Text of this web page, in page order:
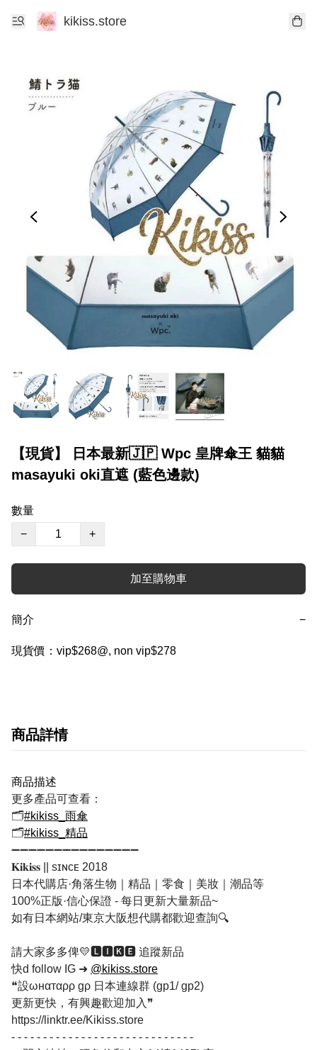
kikiss.store
【現貨】 日本最新🇯🇵 Wpc 皇牌傘王 貓貓
masayuki oki直遮 (藍色邊款)
數量
−
+
加至購物車
簡介 −
現貨價：vip$268@, non vip$278
商品詳情
商品描述
更多產品可查看：
🗂#kikiss_雨傘
🗂#kikiss_精品
➖➖➖➖➖➖➖➖➖➖➖➖➖➖➖
𝐊𝐢𝐤𝐢𝐬𝐬 || sɪɴᴄᴇ 2018
日本代購店·角落生物｜精品｜零食｜美妝｜潮品等
100%正版·信心保證 - 每日更新大量新品~
如有日本網站/東京大阪想代購都歡迎查詢🔍
請大家多多俾💛🅻🅸🅺🅴 追蹤新品
快d follow IG ➜ @kikiss.store
❝設ωнαтαρρ gρ 日本連線群 (gp1/ gp2)
更新更快，有興趣歡迎加入❞
https://linktr.ee/Kikiss.store
- - - - - - - - - - - - - - - - - - - - - - - - - - - - -